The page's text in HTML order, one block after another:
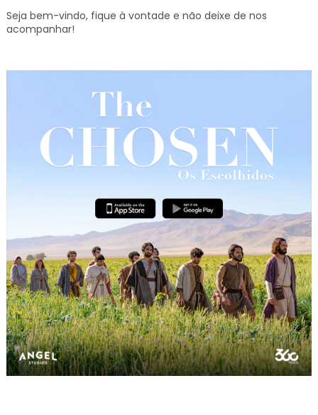
Seja bem-vindo, fique à vontade e não deixe de nos
acompanhar!